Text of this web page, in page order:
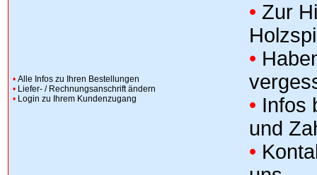
• Alle Infos zu Ihren Bestellungen
• Liefer- / Rechnungsanschrift ändern
• Login zu Ihrem Kundenzugang
• Zur
•
• Infos
und
•